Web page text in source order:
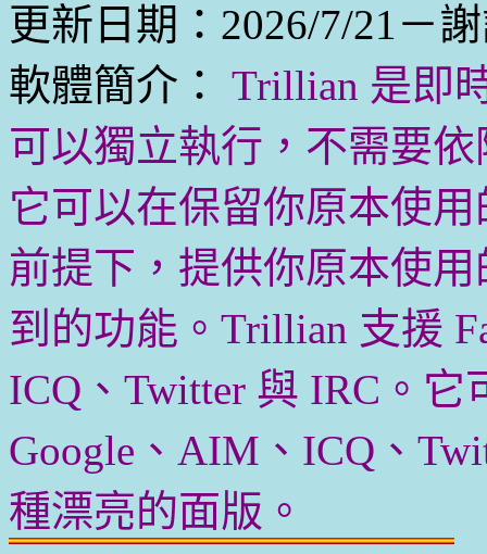
更新日期：2026/7/21－
軟體簡介：
Trillian 是即
可以獨立執行，不需要
它可以在保留你原本使
前提下，提供你原本使
到的功能。Trillian 支援
ICQ、Twitter 與 IRC。它
Google、AIM、ICQ、
種漂亮的面版。